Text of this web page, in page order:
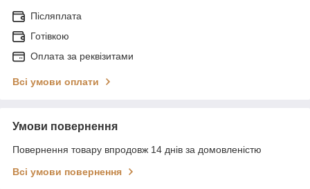
Післяплата
Готівкою
Оплата за реквізитами
Всі умови оплати
Умови повернення
Повернення товару впродовж 14 днів за домовленістю
Всі умови повернення